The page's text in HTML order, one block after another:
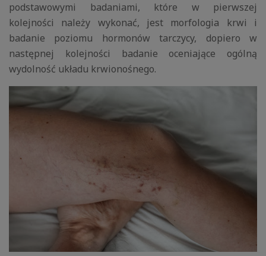
podstawowymi badaniami, które w pierwszej
kolejności należy wykonać, jest morfologia krwi i
badanie poziomu hormonów tarczycy, dopiero w
następnej kolejności badanie oceniające ogólną
wydolność układu krwionośnego.